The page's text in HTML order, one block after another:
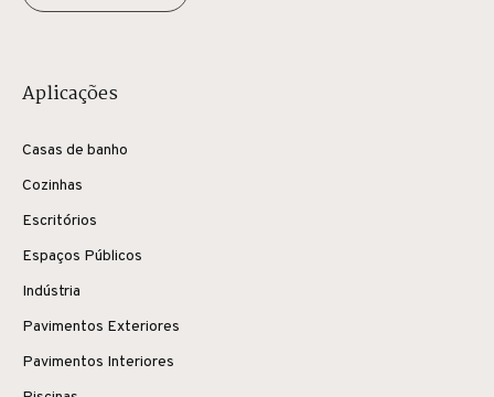
Aplicações
Casas de banho
Cozinhas
Escritórios
Espaços Públicos
Indústria
Pavimentos Exteriores
Pavimentos Interiores